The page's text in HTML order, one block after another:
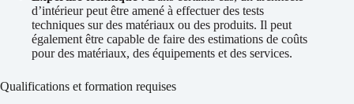
d’intérieur peut être amené à effectuer des tests
techniques sur des matériaux ou des produits. Il peut
également être capable de faire des estimations de coûts
pour des matériaux, des équipements et des services.
Qualifications et formation requises